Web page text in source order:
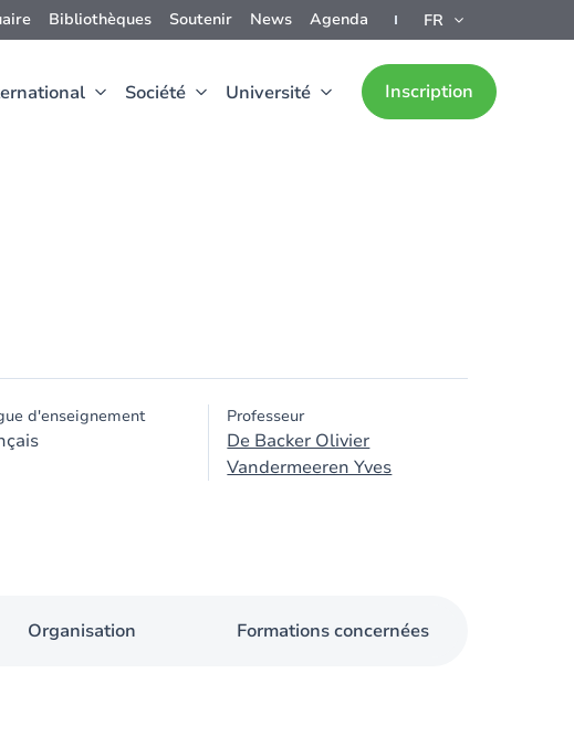
Bibliothèques Soutenir News Agenda FR
Société Université Inscription
d'enseignement Professeur
De Backer Olivier
Vandermeeren Yves
Organisation Formations concernées